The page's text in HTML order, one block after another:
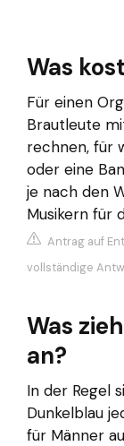
Was
Für einen
Brautleute
rechnen, für
oder eine
je nach den
Musikern für
Antrag auf
vollständige
Was
an?
In der Regel
Dunkelblau
für Männer